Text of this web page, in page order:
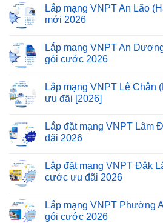
Lắp mạng VNPT An Lão
mới 2026
Lắp mạng VNPT An
gói cước 2026
Lắp mạng VNPT Lê Chân
ưu đãi [2026]
Lắp đặt mạng VNPT Lâm
đãi 2026
Lắp đặt mạng VNPT Đắk
cước ưu đãi 2026
Lắp mạng VNPT Phường
gói cước 2026